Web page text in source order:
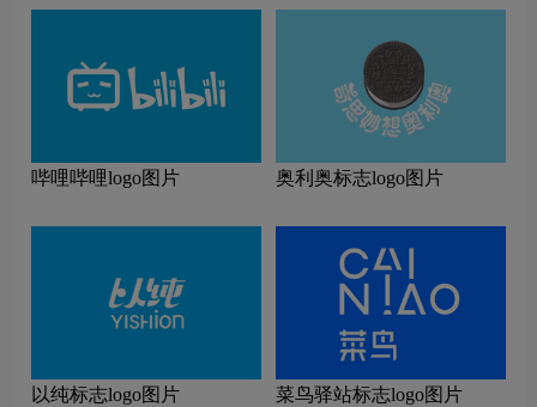
哔哩哔哩logo图片 奥利奥标志logo图片
以纯标志logo图片 菜鸟驿站标志logo图片